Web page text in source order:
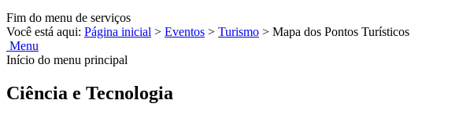
Fim do menu de serviços
Você está aqui: Página inicial > Eventos > Turismo > Mapa dos Pontos Turísticos
Menu
Início do menu principal
Ciência e Tecnologia